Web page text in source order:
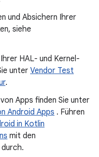
und Absichern Ihrer
siehe
HAL- und Kernel-
unter Vendor Test
.
Apps finden Sie unter
Android Apps . Führen
in Kotlin
mit den
durch.